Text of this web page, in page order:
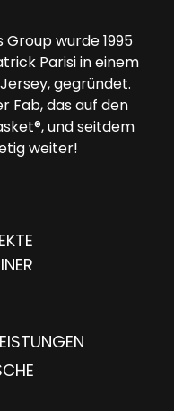
wurde 1995
Parisi in einem
gegründet.
Fab, das auf den
und seitdem
weiter!